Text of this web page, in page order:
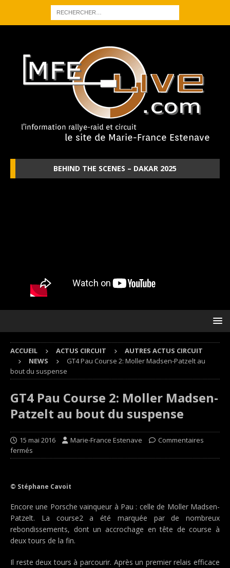
BEHIND THE SCENES – DAKAR 2025
ACCUEIL ACTUS CIRCUIT
AUTRES ACTUS CIRCUIT
NEWS
GT4 Pau Course 2: Moller Madsen-Patzelt au
bout du suspense
GT4 Pau Course 2: Moller Madsen-
Patzelt au bout du suspense
15 mai 2016 Marie-France Estenave
Commentaires
fermés
© Stéphane Cavoit
Encore une Porsche vainqueur à Pau : celle de Moller Madsen-
Patzelt. La course2 a été marquée par de nombreux
rebondissements, dont un accrochage en tête de course à
deux tours de la fin.
Il reste deux tours à parcourir. Après un premier relais efficace